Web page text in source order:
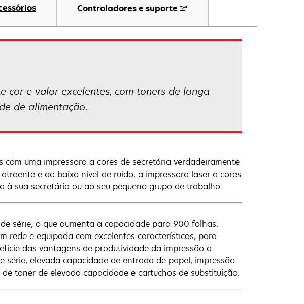
Controladores e suporte
cor e valor excelentes, com toners de longa
de alimentação.
com uma impressora a cores de secretária verdadeiramente
e ao baixo nível de ruído, a impressora laser a cores
à sua secretária ou ao seu pequeno grupo de trabalho.
série, o que aumenta a capacidade para 900 folhas.
rede e equipada com excelentes características, para
das vantagens de produtividade da impressão a
série, elevada capacidade de entrada de papel, impressão
toner de elevada capacidade e cartuchos de substituição.